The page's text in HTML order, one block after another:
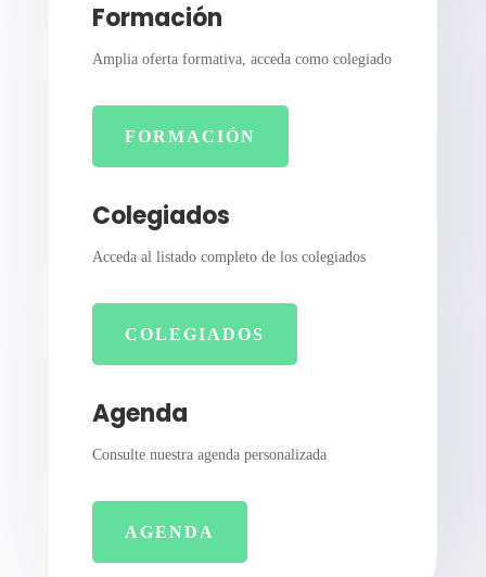
Formación
Amplia oferta formativa, acceda como colegiado
FORMACIÓN
Colegiados
Acceda al listado completo de los colegiados
COLEGIADOS
Agenda
Consulte nuestra agenda personalizada
AGENDA